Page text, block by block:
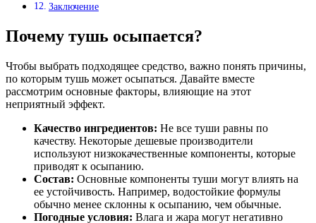
Заключение
Почему тушь осыпается?
Чтобы выбрать подходящее средство, важно понять причины,
по которым тушь может осыпаться. Давайте вместе
рассмотрим основные факторы, влияющие на этот
неприятный эффект.
Качество ингредиентов: Не все туши равны по
качеству. Некоторые дешевые производители
используют низкокачественные компоненты, которые
приводят к осыпанию.
Состав: Основные компоненты туши могут влиять на
ее устойчивость. Например, водостойкие формулы
обычно менее склонны к осыпанию, чем обычные.
Погодные условия: Влага и жара могут негативно